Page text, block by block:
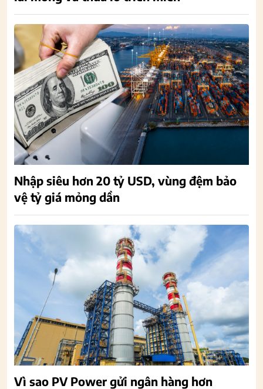
Nhập siêu hơn 20 tỷ USD, vùng đệm bảo
vệ tỷ giá mỏng dần
Vì sao PV Power gửi ngân hàng hơn